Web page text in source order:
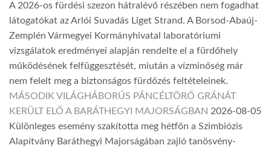
A 2026-os fürdési szezon hátralévő részében nem fogadhat
látogatókat az Arlói Suvadás Liget Strand. A Borsod-Abaúj-
Zemplén Vármegyei Kormányhivatal laboratóriumi
vizsgálatok eredményei alapján rendelte el a fürdőhely
működésének felfüggesztését, miután a vízminőség már
nem felelt meg a biztonságos fürdőzés feltételeinek.
MÁSODIK VILÁGHÁBORÚS PÁNCÉLTÖRŐ GRÁNÁT
KERÜLT ELŐ A BARÁTHEGYI MAJORSÁGBAN 2026-08-05
Különleges esemény szakította meg hétfőn a Szimbiózis
Alapítvány Baráthegyi Majorságában zajló tanösvény-